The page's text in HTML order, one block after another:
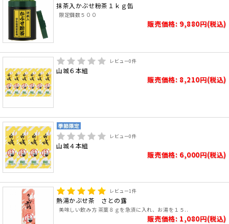
抹茶入かぶせ粉茶１ｋｇ缶
限定個数５００
販売価格: 9,880円(税込)
レビュー0件
山城６本組
販売価格: 8,210円(税込)
レビュー0件
山城４本組
販売価格: 6,000円(税込)
レビュー1件
熱湯かぶせ茶 さとの露
美味しい飲み方 茶葉８ｇを急須に入れ、お湯を１５..
販売価格: 1,080円(税込)